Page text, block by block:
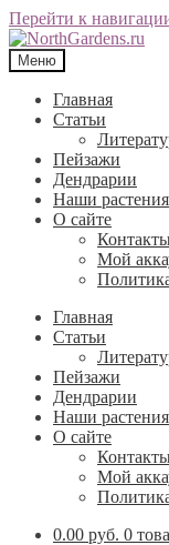
Перейти к
Меню
Главная
Статьи
Пейзажи
Дендрарии
Наши растения
О сайте
Мой
Главная
Статьи
Пейзажи
Дендрарии
Наши растения
О сайте
Мой
0.00 руб. 0